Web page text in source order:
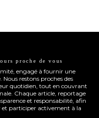
proche de vous
engagé à fournir une
restons proches des
quotidien, tout en couvrant
Chaque article, reportage
et responsabilité, afin
et participer activement à la